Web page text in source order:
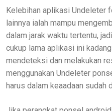
Kelebihan aplikasi Undeleter
lainnya ialah mampu
dalam jarak waktu tertentu,
cukup lama aplikasi ini
mendeteksi dan melakukan
menggunakan Undeleter
harus dalam keaadaan sudah